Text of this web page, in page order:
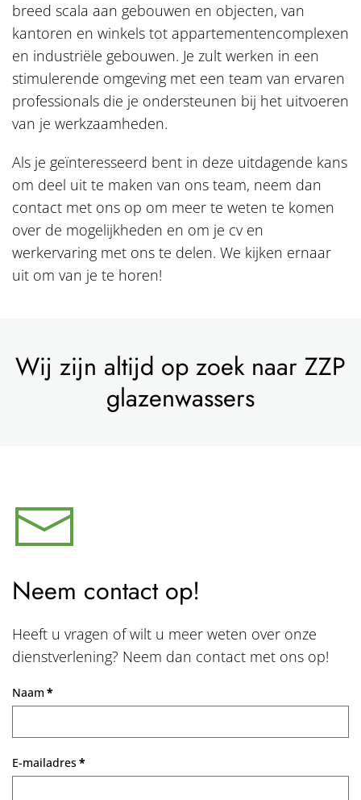
breed scala aan gebouwen en objecten, van
kantoren en winkels tot appartementencomplexen
en industriële gebouwen. Je zult werken in een
stimulerende omgeving met een team van ervaren
professionals die je ondersteunen bij het uitvoeren
van je werkzaamheden.
Als je geïnteresseerd bent in deze uitdagende kans
om deel uit te maken van ons team, neem dan
contact met ons op om meer te weten te komen
over de mogelijkheden en om je cv en
werkervaring met ons te delen. We kijken ernaar
uit om van je te horen!
Wij zijn altijd op zoek naar ZZP
glazenwassers
Neem contact op!
Heeft u vragen of wilt u meer weten over onze
dienstverlening? Neem dan contact met ons op!
Naam *
E-mailadres*